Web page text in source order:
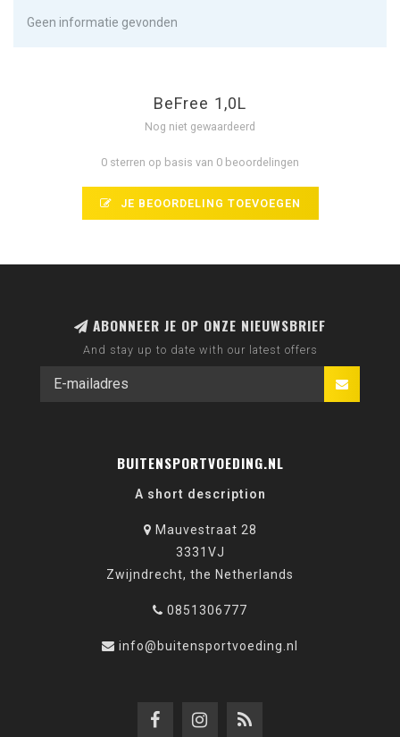
Geen informatie gevonden
BeFree 1,0L
Nog niet gewaardeerd
0 sterren op basis van 0 beoordelingen
JE BEOORDELING TOEVOEGEN
ABONNEER JE OP ONZE NIEUWSBRIEF
And stay up to date with our latest offers
BUITENSPORTVOEDING.NL
A short description
Mauvestraat 28
3331VJ
Zwijndrecht, the Netherlands
0851306777
info@buitensportvoeding.nl